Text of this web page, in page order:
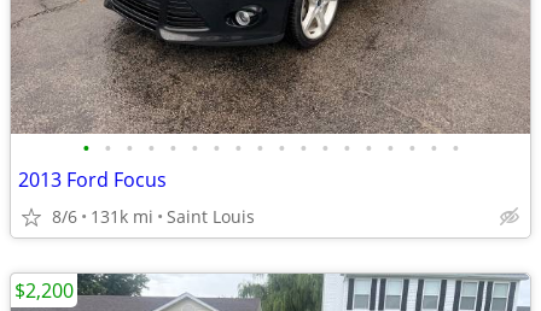
• • • • • • • • • • • • • • • • • •
2013 Ford Focus
8/6 131k mi Saint Louis
$2,200